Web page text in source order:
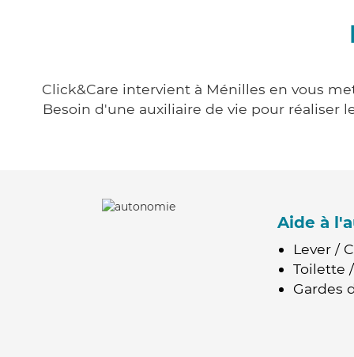
Click&Care intervient à Ménilles en vous
Besoin d'une auxiliaire de vie pour réaliser
Aide à
Lever /
Toilette
Gardes